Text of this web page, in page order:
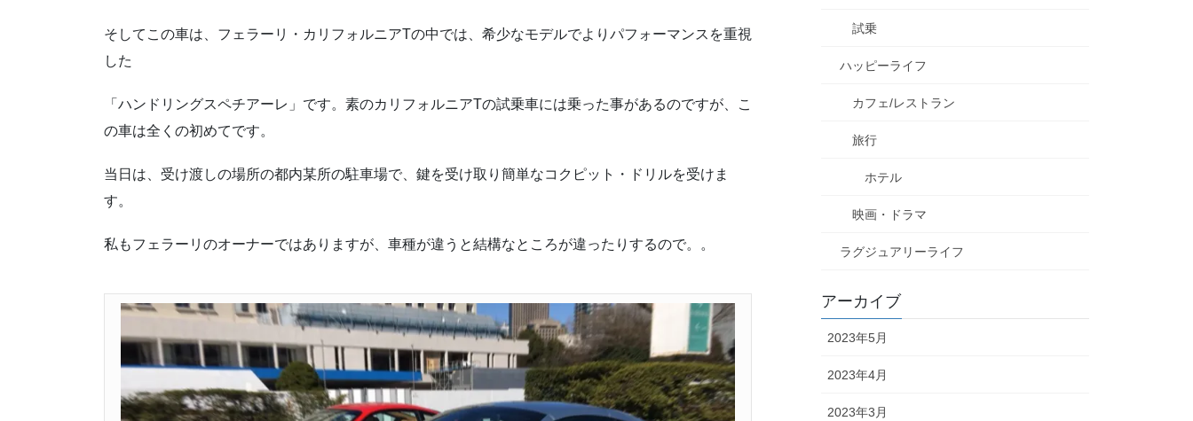
そしてこの車は、フェラーリ・カリフォルニアTの中では、希少なモデルでよりパフォーマンスを重視
した
「ハンドリングスペチアーレ」です。素のカリフォルニアTの試乗車には乗った事があるのですが、こ
の車は全くの初めてです。
当日は、受け渡しの場所の都内某所の駐車場で、鍵を受け取り簡単なコクピット・ドリルを受けま
す。
私もフェラーリのオーナーではありますが、車種が違うと結構なところが違ったりするので。。
試乗
ハッピーライフ
カフェ/レストラン
旅行
ホテル
映画・ドラマ
ラグジュアリーライフ
アーカイブ
2023年5月
2023年4月
2023年3月